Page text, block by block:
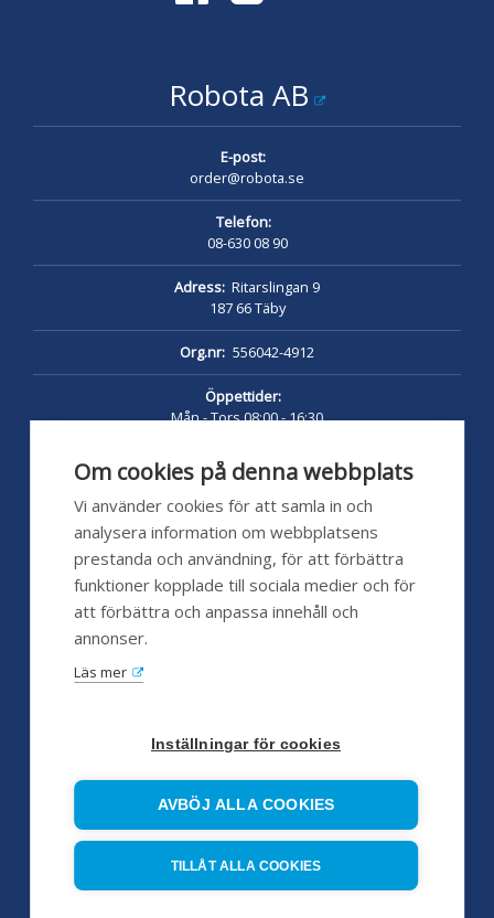
Om cookies på denna webbplats
Vi använder cookies för att samla in och
analysera information om webbplatsens
prestanda och användning, för att förbättra
funktioner kopplade till sociala medier och för
att förbättra och anpassa innehåll och
annonser.
Läs mer
Inställningar för cookies
AVBÖJ ALLA COOKIES
TILLÅT ALLA COOKIES
Robota AB
E-post:
order@robota.se
Telefon:
08-630 08 90
Adress: Ritarslingan 9
187 66 Täby
Org.nr: 556042-4912
Öppettider:
Mån - Tors 08:00 - 16:30
Lunch 12:00 - 13:00
pumpshoppen.se 24/7
Kundservice
Försäljningsvillkor
Servicepartners
Referensobjekt